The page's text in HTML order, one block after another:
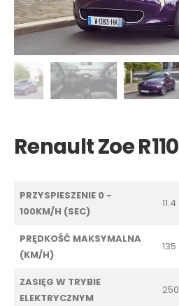
Renault Zoe R110
PRZYSPIESZENIE 0 -
100KM/H (SEC)
11.4
PRĘDKOŚĆ MAKSYMALNA
(KM/H)
135
ZASIĘG W TRYBIE
ELEKTRYCZNYM
250